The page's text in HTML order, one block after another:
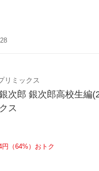
リミックス
次郎 銀次郎高校生編
ス
円（64%）おトク